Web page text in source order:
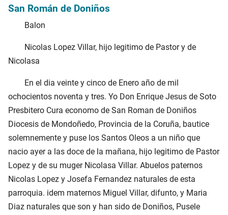
San Román de Doniños
Balon
Nicolas Lopez Villar, hijo legitimo de Pastor y de
Nicolasa
En el dia veinte y cinco de Enero año de mil
ochocientos noventa y tres. Yo Don Enrique Jesus de Soto
Presbitero Cura economo de San Roman de Doniños
Diocesis de Mondoñedo, Provincia de la Coruña, bautice
solemnemente y puse los Santos Oleos a un niño que
nacio ayer a las doce de la mañana, hijo legitimo de Pastor
Lopez y de su muger Nicolasa Villar. Abuelos paternos
Nicolas Lopez y Josefa Fernandez naturales de esta
parroquia. idem maternos Miguel Villar, difunto, y Maria
Diaz naturales que son y han sido de Doniños, Pusele